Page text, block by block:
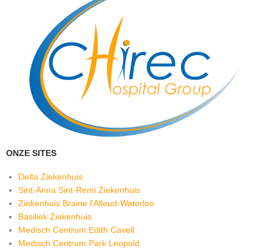
ONZE SITES
Delta Ziekenhuis
Sint-Anna Sint-Remi Ziekenhuis
Ziekenhuis Braine l'Alleud-Waterloo
Basiliek Ziekenhuis
Medisch Centrum Edith Cavell
Medisch Centrum Park Leopold